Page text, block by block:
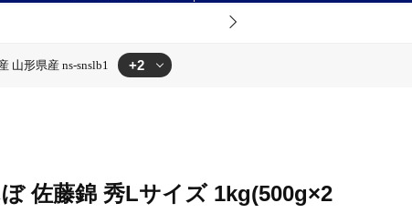
山形県産 ns-snslb1 +2
佐藤錦 秀Lサイズ 1kg(500g×2